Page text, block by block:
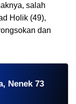
salah
Holik (49),
dan
Nenek 73